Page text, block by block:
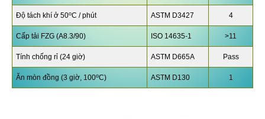
Độ tách khí ở 50oC / phút ASTM D3427 4
Cấp tải FZG (A8.3/90) ISO 14635-1 >11
Tính chống rỉ (24 giờ) ASTM D665A Pass
Ăn mòn đồng (3 giờ, 100oC) ASTM D130 1